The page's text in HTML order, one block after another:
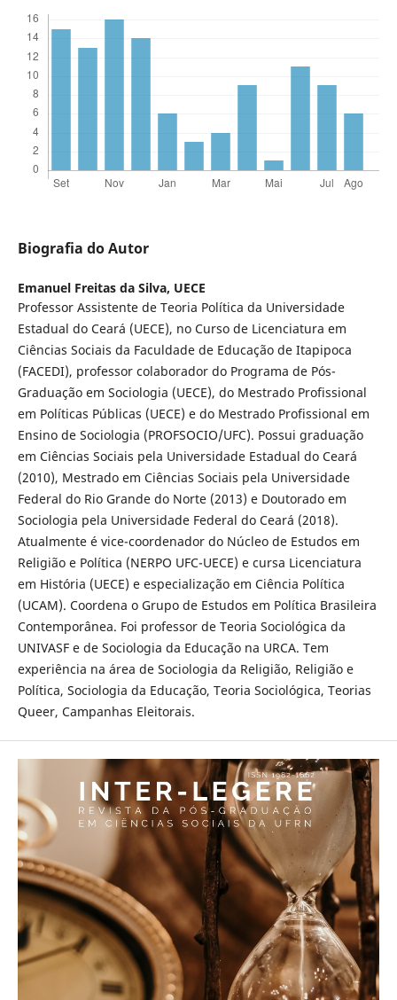
Biografia do Autor
Emanuel Freitas da Silva, UECE
Professor Assistente de Teoria Política da Universidade
Estadual do Ceará (UECE), no Curso de Licenciatura em
Ciências Sociais da Faculdade de Educação de Itapipoca
(FACEDI), professor colaborador do Programa de Pós-
Graduação em Sociologia (UECE), do Mestrado Profissional
em Políticas Públicas (UECE) e do Mestrado Profissional em
Ensino de Sociologia (PROFSOCIO/UFC). Possui graduação
em Ciências Sociais pela Universidade Estadual do Ceará
(2010), Mestrado em Ciências Sociais pela Universidade
Federal do Rio Grande do Norte (2013) e Doutorado em
Sociologia pela Universidade Federal do Ceará (2018).
Atualmente é vice-coordenador do Núcleo de Estudos em
Religião e Política (NERPO UFC-UECE) e cursa Licenciatura
em História (UECE) e especialização em Ciência Política
(UCAM). Coordena o Grupo de Estudos em Política Brasileira
Contemporânea. Foi professor de Teoria Sociológica da
UNIVASF e de Sociologia da Educação na URCA. Tem
experiência na área de Sociologia da Religião, Religião e
Política, Sociologia da Educação, Teoria Sociológica, Teorias
Queer, Campanhas Eleitorais.